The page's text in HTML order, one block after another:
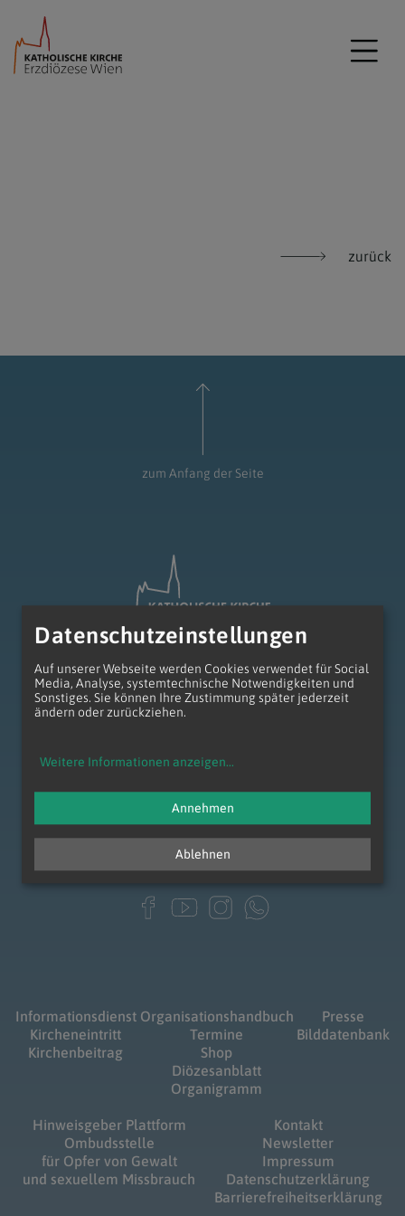
zurück
zum Anfang der Seite
Erzdiözese Wien
1010 Wien
Tel.: +43 1 51552 - 0
anliegen@edw.or.at
Informationsdienst
Kircheneintritt
Kirchenbeitrag
Organisationshandbuch
Termine
Shop
Diözesanblatt
Organigramm
Presse
Bilddatenbank
Hinweisgeber Plattform
Ombudsstelle
für Opfer von Gewalt
und sexuellem Missbrauch
Kontakt
Newsletter
Impressum
Datenschutzerklärung
Barrierefreiheitserklärung
Datenschutzeinstellungen
Auf unserer Webseite werden Cookies verwendet für Social
Media, Analyse, systemtechnische Notwendigkeiten und
Sonstiges. Sie können Ihre Zustimmung später jederzeit
ändern oder zurückziehen.
Weitere Informationen anzeigen...
Ablehnen
Annehmen